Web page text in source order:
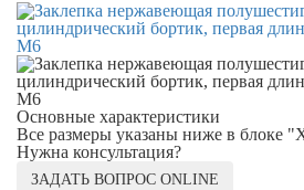
Основные характеристики
Все размеры указаны ниже в блоке
Нужна консультация?
ЗАДАТЬ ВОПРОС ONLINE